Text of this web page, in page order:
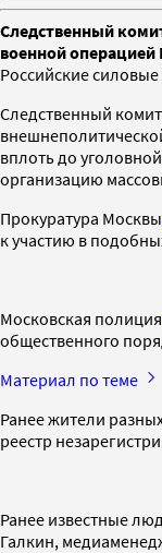
Следственный
военной операцией
Российские
Следственный
вплоть до
организацию
Прокуратура Москвы
к участию в
Московская полиция
общественного
Материал по теме
Ранее жители
реестр
Ранее известные
Галкин,